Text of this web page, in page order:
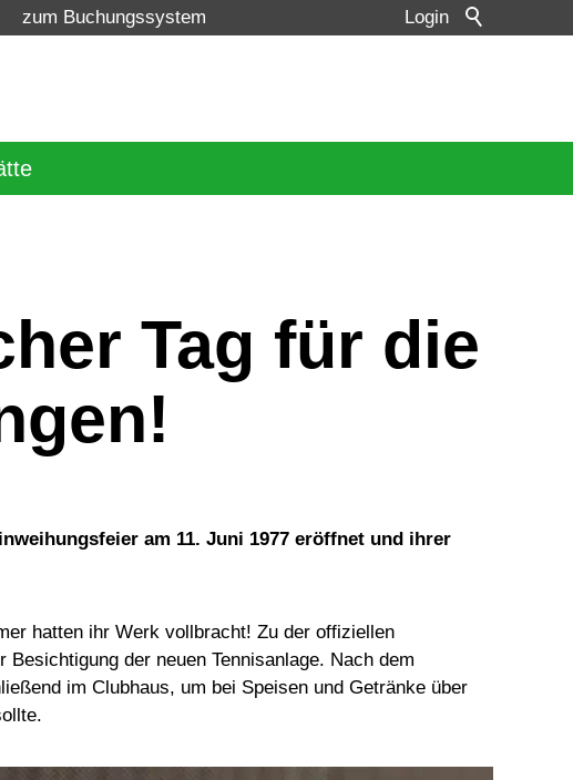
Login
zum Buchungssystem
Tag für die
am 11. Juni 1977 eröffnet und ihrer
hatten ihr Werk vollbracht! Zu der offiziellen
der neuen Tennisanlage. Nach dem
im Clubhaus, um bei Speisen und Getränke über